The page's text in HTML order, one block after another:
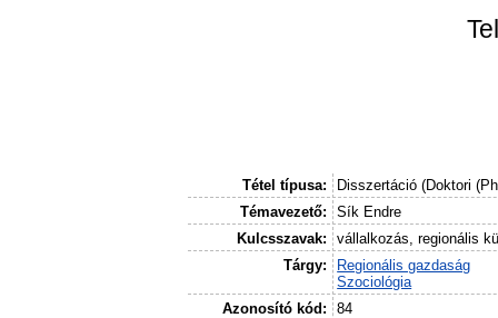
Tétel típusa:
Disszertáció (Doktori
Témavezető:
Sík Endre
Kulcsszavak:
vállalkozás, regionális
Tárgy:
Regionális gazdaság
Szociológia
Azonosító kód:
84